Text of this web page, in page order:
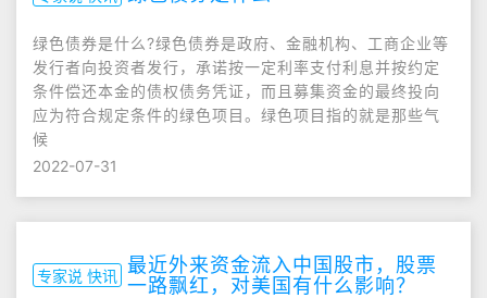
绿色债券是什么?绿色债券是政府、金融机构、工商企业等
发行者向投资者发行，承诺按一定利率支付利息并按约定
条件偿还本金的债权债务凭证，而且募集资金的最终投向
应为符合规定条件的绿色项目。绿色项目指的就是那些气
候
2022-07-31
专家说 快讯 最近外来资金流入中国股市，股票
一路飘红，对美国有什么影响？